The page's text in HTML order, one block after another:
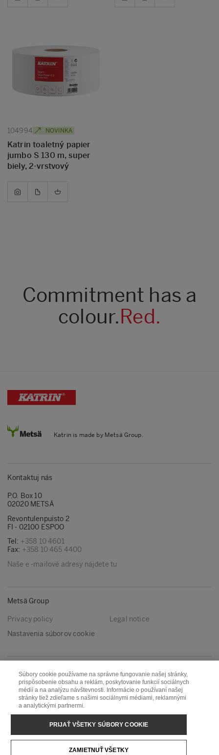
104994 NOVINKA
Katrin toaletný papier
jumbo S 130 m, super
biely, 2-vrstvový
Commitment has a
colour.Red.
Katrin is made by Metsä Group.
Kontaktuj nás
P.O. Box 10
02020 METSÄ
Revontulenpuisto 2
FI - 02100 ESPOO
Tel: +358 10 4601
Fax: +358 10 465 4400
Naše e -mailové adresy nájdete tu
Metsä Group
Privacy policy
Legal notice
Nastavenia súborov cookie
Nasleduj nás
LinkedIn Youtube
Metsä Fibre
Metsä Forest
Metsä Spring
Metsä Wood
Súbory cookie používame na správne fungovanie našej stránky,
prispôsobenie obsahu a reklám, poskytovanie funkcií sociálnych
médií a na analýzu návštevnosti. Informácie o používaní našej
stránky tiež zdieľame s našimi sociálnymi médiami, reklamnými
a analytickými partnermi.
ZAMIETNUŤ VŠETKY
PRIJAŤ VŠETKY SÚBORY COOKIE